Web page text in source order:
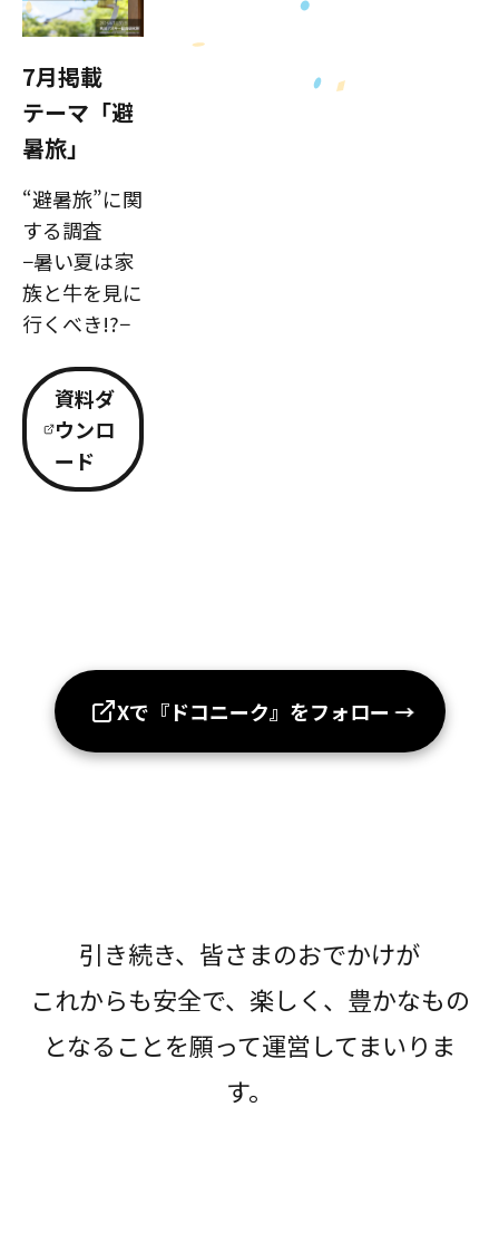
7月掲載
テーマ「避
暑旅」
“避暑旅”に関
する調査
−暑い夏は家
族と牛を見に
行くべき!?−
資料ダ
ウンロ
ード
Xで『ドコニーク』をフォロー →
引き続き、皆さまのおでかけが
これからも安全で、楽しく、豊かなもの
となることを願って運営してまいりま
す。